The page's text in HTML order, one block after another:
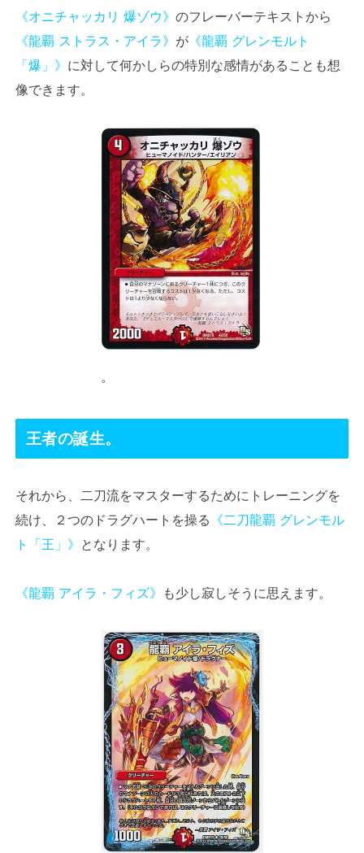
《オニチャッカリ 爆ゾウ》 のフレーバーテキストから
《龍覇 ストラス・アイラ》 が 《龍覇 グレンモルト
「爆」》 に対して何かしらの特別な感情があることも想
像できます。
。
王者の誕生。
それから、二刀流をマスターするためにトレーニングを
続け、２つのドラグハートを操る 《二刀龍覇 グレンモル
ト「王」》 となります。
《龍覇 アイラ・フィズ》 も少し寂しそうに思えます。